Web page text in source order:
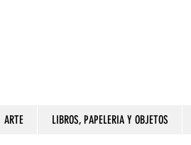
ARTE LIBROS, PAPELERIA Y OBJETOS